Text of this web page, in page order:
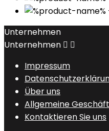
Unternehmen
Unternehmen  
Impressum
Über uns
Allgemeine
Kontaktieren Sie uns